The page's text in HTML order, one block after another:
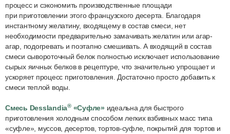
процесс и сэкономить производственные площади
при приготовлении этого французского десерта. Благодаря
инстантному желатину, входящему в состав смеси, нет
необходимости предварительно замачивать желатин или агар-
агар, подогревать и поэтапно смешивать. А входящий в состав
смеси сывороточный белок полностью исключает использование
сырых яичных белков в рецептуре, что значительно упрощает и
ускоряет процесс приготовления. Достаточно просто добавить к
смеси теплой воды.
Смесь Desslandia®«Суфле» идеальна для быстрого
приготовления холодным способом легких взбивных масс типа
«суфле», муссов, десертов, тортов-суфле, покрытий для тортов и